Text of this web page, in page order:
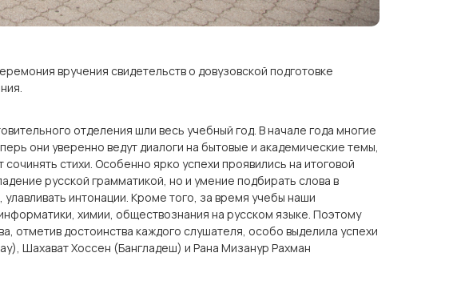
вручения свидетельств о довузовской подготовке
отделения шли весь учебный год. В начале года многие
они уверенно ведут диалоги на бытовые и академические темы,
стихи. Особенно ярко успехи проявились на итоговой
русской грамматикой, но и умение подбирать слова в
интонации. Кроме того, за время учебы наши
химии, обществознания на русском языке. Поэтому
отметив достоинства каждого слушателя, особо выделила успехи
Шахават Хоссен (Бангладеш) и Рана Мизанур Рахман